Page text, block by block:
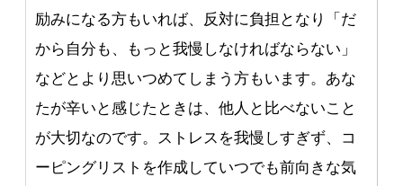
励みになる方もいれば、反対に負担となり「だ
から自分も、もっと我慢しなければならない」
などとより思いつめてしまう方もいます。あな
たが辛いと感じたときは、他人と比べないこと
が大切なのです。ストレスを我慢しすぎず、コ
ーピングリストを作成していつでも前向きな気